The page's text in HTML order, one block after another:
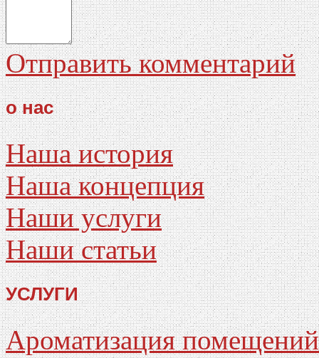
Отправить комментарий
о нас
Наша история
Наша концепция
Наши услуги
Наши статьи
УСЛУГИ
Ароматизация помещений